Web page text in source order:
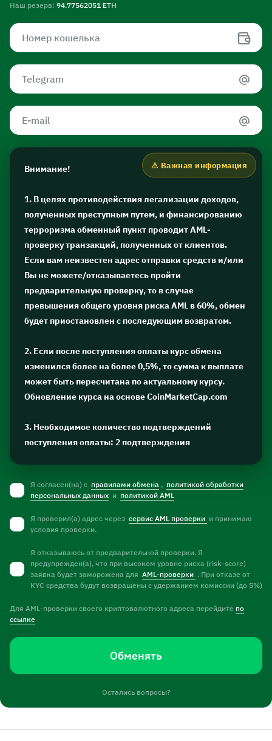
Наш резерв: 94.77562051 ETH
Внимание!
1. В целях противодействия легализации доходов,
полученных преступным путем, и финансированию
терроризма обменный пункт проводит AML-
проверку транзакций, полученных от клиентов.
Если вам неизвестен адрес отправки средств и/или
Вы не можете/отказываетесь пройти
предварительную проверку, то в случае
превышения общего уровня риска AML в 60%, обмен
будет приостановлен с последующим возвратом.
2. Если после поступления оплаты курс обмена
изменился более на более 0,5%, то сумма к выплате
может быть пересчитана по актуальному курсу.
Обновление курса на основе CoinMarketCap.com
3. Необходимое количество подтверждений
поступления оплаты: 2 подтверждения
Я согласен(на) с правилами обмена , политикой обработки
персональных данных и политикой AML
Я проверил(а) адрес через сервис AML проверки и принимаю
условия проверки.
Я отказываюсь от предварительной проверки. Я
предупрежден(а), что при высоком уровне риска (risk-score)
заявка будет заморожена для AML-проверки . При отказе от
KYC средства будут возвращены с удержанием комиссии (до 5%)
Для AML-проверки своего криптовалютного адреса перейдите по
ссылке
Обменять
Остались вопросы?